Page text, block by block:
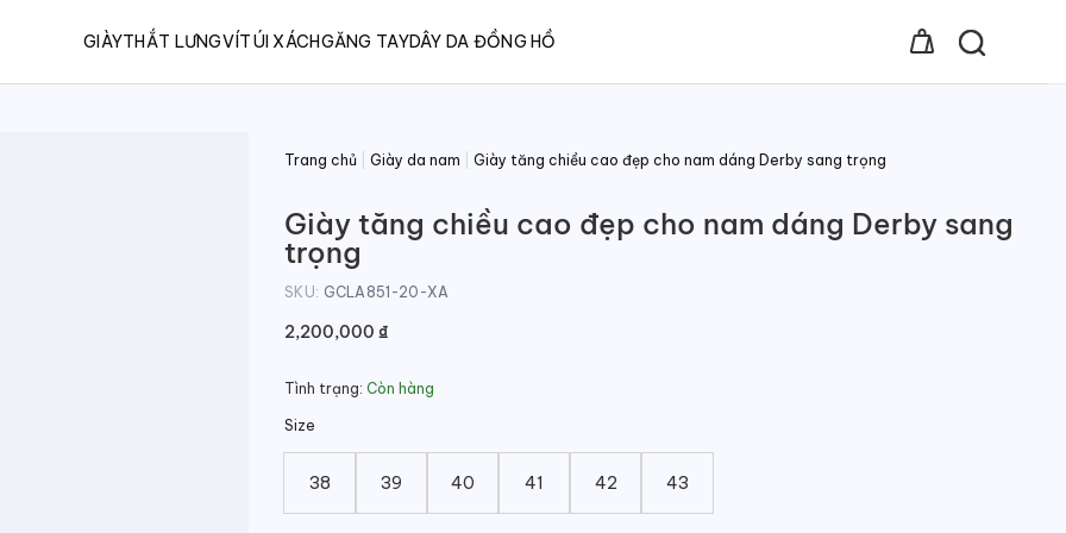
GIÀYTHẮT LƯNGVÍTÚI XÁCHGĂNG TAYDÂY DA ĐỒNG HỒ
Trang chủ Giày da nam Giày tăng chiều cao đẹp cho nam dáng Derby sang trọng
Giày tăng chiều cao đẹp cho nam dáng Derby sang
trọng
SKU: GCLA851-20-XA
2,200,000 ₫
Tình trạng: Còn hàng
Size
38 39 40 41 42 43